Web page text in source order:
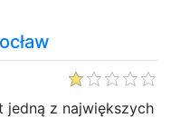
jedną z największych